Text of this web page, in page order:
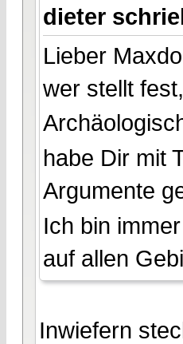
dieter
Lieber
wer stellt
habe Dir mit
Argumente
Ich bin
auf allen
Inwiefern